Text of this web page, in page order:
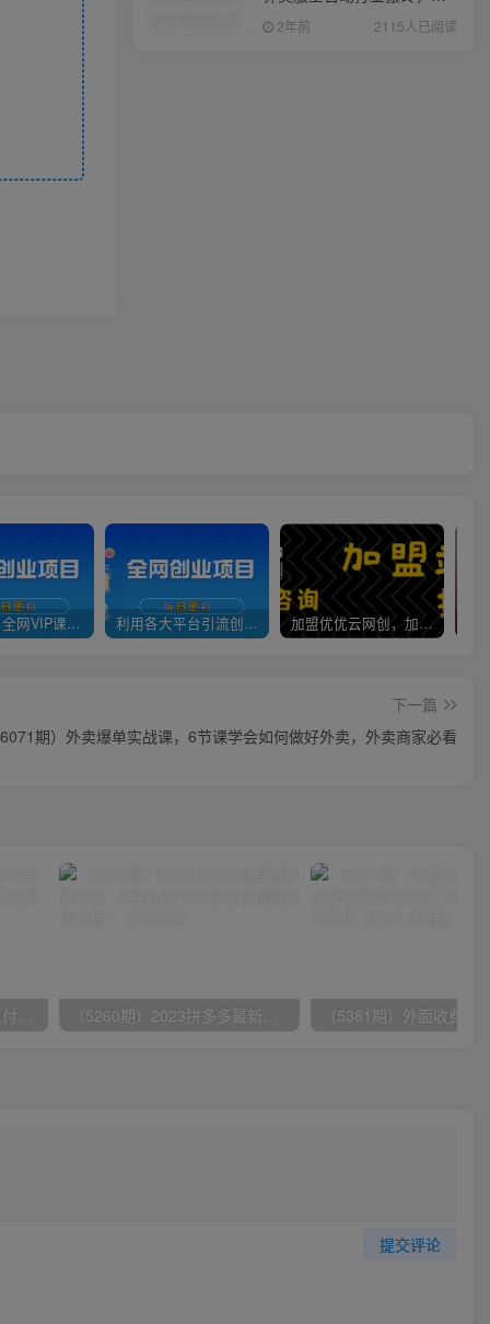
官方正品 全网VIP课程 无损下载~ 利用各大平台引流创业粉，做知识付费系统，卖会员，卖课程，实现日入几百几千 加盟优优云网创，加盟搭建同款知识付费资源网站，实现长期稳定被动收入~
下一篇
期）外卖爆单实战课，6节课学会如何做好外卖，外卖商家必看
提交评论
入1000+，简单好操作，保
姆级教学
2年前 2115人已阅读